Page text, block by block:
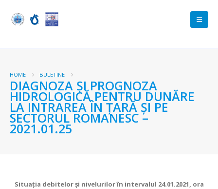
HOME BULETINE
DIAGNOZA ŞI PROGNOZA
HIDROLOGICĂ PENTRU DUNĂRE
LA INTRAREA ÎN ŢARĂ ŞI PE
SECTORUL ROMANESC –
2021.01.25
Situaţia debitelor şi nivelurilor în intervalul 24.01.2021, ora